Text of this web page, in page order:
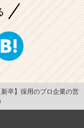
新卒】採用のプロ企業の営